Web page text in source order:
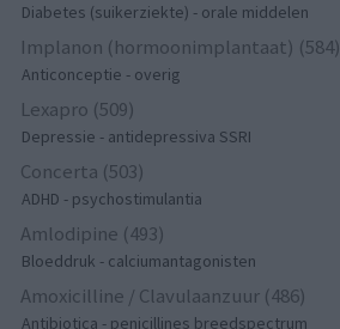
Diabetes (suikerziekte) - orale middelen
Implanon (hormoonimplantaat) (584)
Anticonceptie - overig
Lexapro (509)
Depressie - antidepressiva SSRI
Concerta (503)
ADHD - psychostimulantia
Amlodipine (493)
Bloeddruk - calciumantagonisten
Amoxicilline / Clavulaanzuur (486)
Antibiotica - penicillines breedspectrum